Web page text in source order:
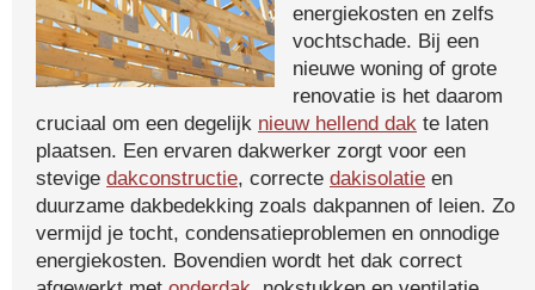
energiekosten en zelfs
vochtschade. Bij een
nieuwe woning of grote
renovatie is het daarom
cruciaal om een degelijk nieuw hellend dak te laten
plaatsen. Een ervaren dakwerker zorgt voor een
stevige dakconstructie, correcte dakisolatie en
duurzame dakbedekking zoals dakpannen of leien. Zo
vermijd je tocht, condensatieproblemen en onnodige
energiekosten. Bovendien wordt het dak correct